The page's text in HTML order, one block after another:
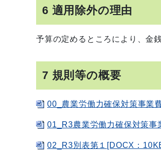
6 適用除外の理由
予算の定めるところにより、金
7 規則等の概要
00_農業労働力確保対策事
01_R3農業労働力確保対策
02_R3別表第１[DOCX：